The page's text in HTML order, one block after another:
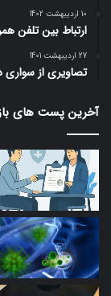
10 اردیبهشت 1402
ارتباط بین تلفن
27 اردیبهشت 1401
تصاویری از سواری
آخرین پست های